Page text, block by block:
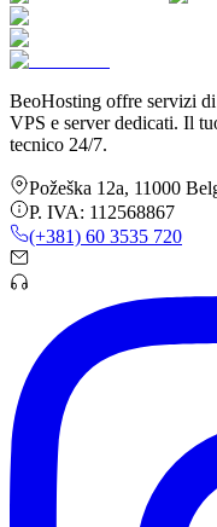
BeoHosting offre servizi
VPS e server dedicati. Il
tecnico 24/7.
Požeška 12a, 11000
P. IVA: 112568867
(+381) 60 3535 720